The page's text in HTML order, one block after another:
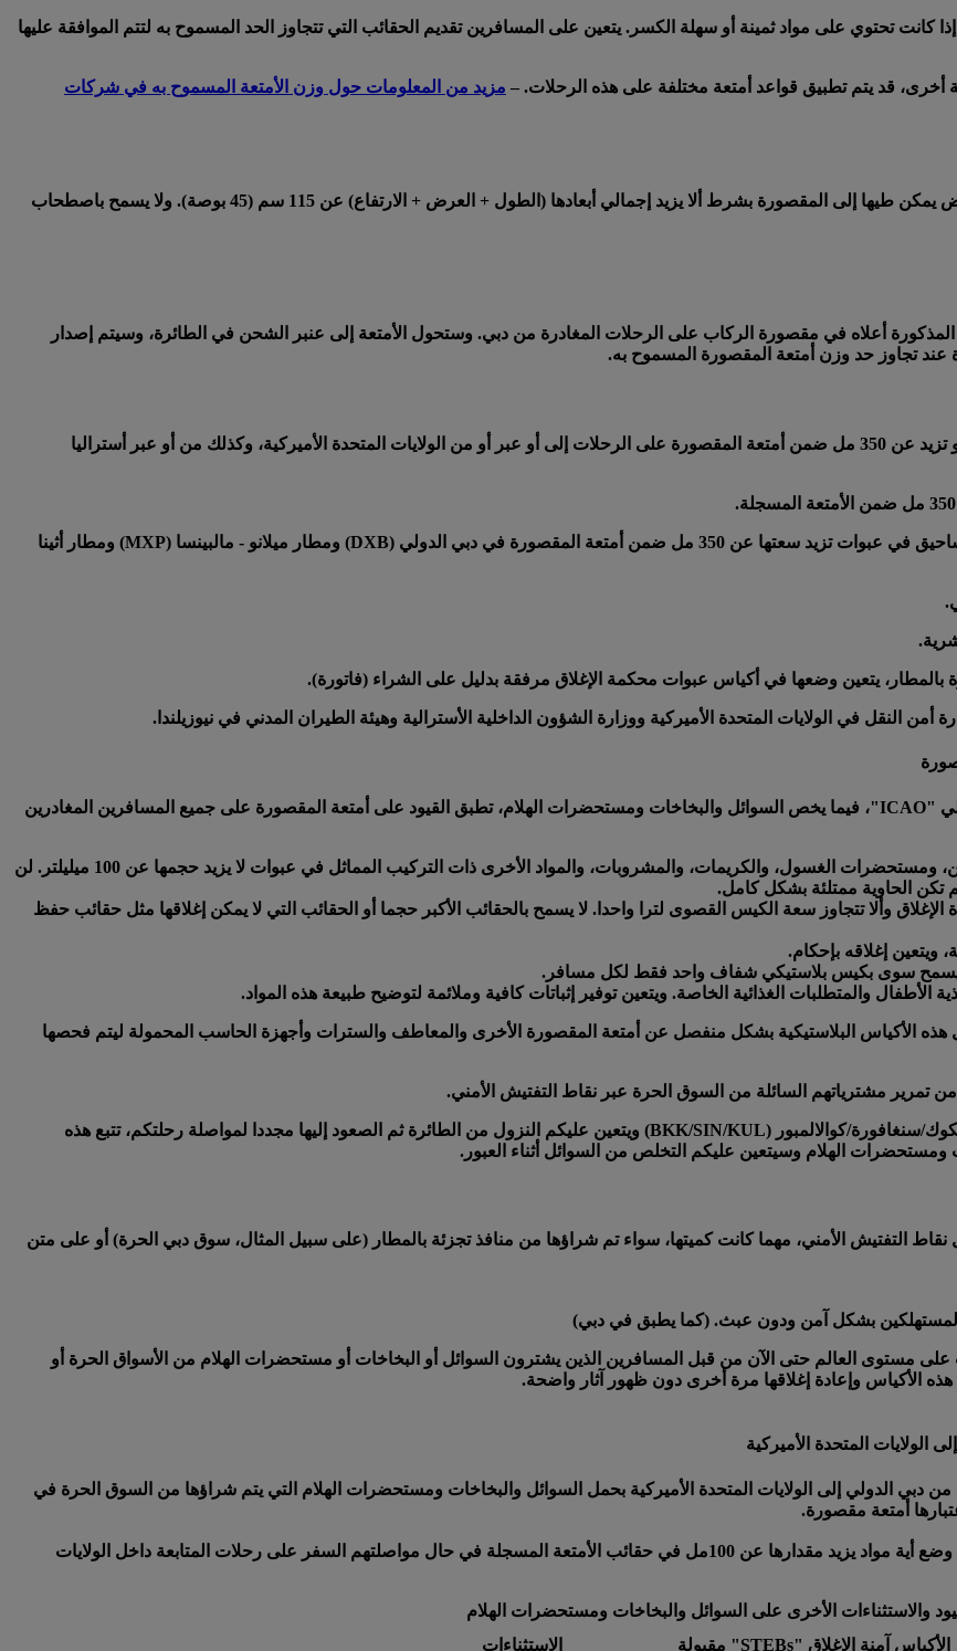
كانت تحتوي على مواد ثمينة أو سهلة الكسر. يتعين على المسافرين تقديم الحقائب التي تتجاوز الحد المسموح به لتتم الموافقة عليها
قد يتم تطبيق قواعد أمتعة مختلفة على هذه الرحلات. – مزيد من المعلومات حول وزن الأمتعة المسموح به في شركات
يرجى ملاحظة أنه يسمح باصطحاب الحقائب المزودة بعجلات ومقابض يمكن طيها إلى المقصورة بشرط ألا يزيد إجمالي أبعادها (الطول + العرض + الارتفاع) عن 115 سم (45 بوصة). ولا يسمح باصطحاب
المذكورة أعلاه في مقصورة الركاب على الرحلات المغادرة من دبي. وستحول الأمتعة إلى عنبر الشحن في الطائرة، وسيتم إصدار
تجاوز حد وزن أمتعة المقصورة المسموح به.
لا يسمح بحمل المساحيق الموضوعة في علب والتي تساوي كميتها أو تزيد عن 350 مل ضمن أمتعة المقصورة على الرحلات إلى أو عبر أو من الولايات المتحدة الأميركية، وكذلك من أو عبر أستراليا
اعتمادا على نقطة المغادرة الأخيرة، لن يسمح لكم باصطحاب أي مساحيق في عبوات تزيد سعتها عن 350 مل ضمن أمتعة المقصورة في دبي الدولي (DXB) ومطار ميلانو - مالبينسا (MXP) ومطار أثينا
بالمطار، يتعين وضعها في أكياس عبوات محكمة الإغلاق مرفقة بدليل على الشراء (فاتورة).
أمن النقل في الولايات المتحدة الأميركية ووزارة الشؤون الداخلية الأسترالية وهيئة الطيران المدني في نيوزيلندا.
تماشيا مع الأنظمة الموصى بها من قبل منظمة الطيران المدني الدولي "ICAO"، فيما يخص السوائل والبخاخات ومستحضرات الهلام، تطبق القيود على أمتعة المقصورة على جميع المسافرين المغادرين
ومستحضرات الغسول، والكريمات، والمشروبات، والمواد الأخرى ذات التركيب المماثل في عبوات لا يزيد حجمها عن 100 ميليلتر
. لن
وألا تتجاوز سعة الكيس القصوى لترا واحدا . لا يسمح بالحقائب الأكبر حجما أو الحقائب التي لا يمكن إغلاقها مثل حقائب حفظ
إغلاقه بإحكام.
لا يسمح سوى بكيس بلاستيكي شفاف واحد فقط لكل مسافر.
والمتطلبات الغذائية الخاصة. ويتعين توفير إثباتات كافية وملائمة لتوضيح طبيعة هذه المواد.
الأكياس البلاستيكية بشكل منفصل عن أمتعة المقصورة الأخرى والمعاطف والسترات وأجهزة الحاسب المحمولة ليتم فحصها
تمرير مشترياتهم السائلة من السوق الحرة عبر نقاط التفتيش الأمني.
يرجى ملاحظة ما يلي: إذا كنتم مسافرين في رحلة عبور/ربط عبر بانكوك/سنغافورة/كوالالمبور (BKK/SIN/KUL) ويتعين عليكم النزول من الطائرة ثم الصعود إليها مجددا لمواصلة رحلتكم، تتبع هذه
الهلام وسيتعين عليكم التخلص من السوائل أثناء العبور.
التفتيش الأمني، مهما كانت كميتها، سواء تم شراؤها من منافذ تجزئة بالمطار (على سبيل المثال، سوق دبي الحرة) أو على متن
المستهلكين بشكل آمن ودون عبث. (كما يطبق في دبي)
على مستوى العالم حتى الآن من قبل المسافرين الذين يشترون السوائل أو البخاخات أو مستحضرات الهلام من الأسواق الحرة أو
هذه الأكياس وإعادة إغلاقها مرة أخرى دون ظهور آثار واضحة.
المتحدة الأميركية
دبي الدولي إلى الولايات المتحدة الأميركية بحمل السوائل والبخاخات ومستحضرات الهلام التي يتم شراؤها من السوق الحرة في
أمتعة مقصورة.
وعند الوصول إلى الولايات المتحدة الأميركية، يتعين على المسافرين وضع أية مواد يزيد مقدارها عن 100مل في حقائب الأمتعة المسجلة في حال مواصلتهم السفر على رحلات المتابعة داخل الولايات
والاستثناءات الأخرى على السوائل والبخاخات ومستحضرات الهلام
الأكياس آمنة الإغلاق "STEBs" مقبولة الاستثناءات